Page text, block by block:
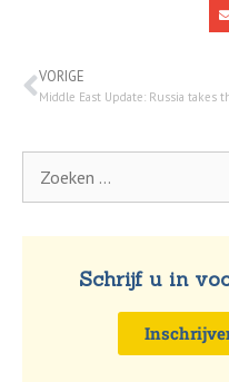
VORIGE
Schrijf u in